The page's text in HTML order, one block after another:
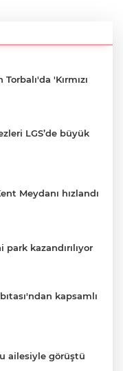
'Kırmızı
LGS’de büyük
Meydanı hızlandı
park kazandırılıyor
kapsamlı
ailesiyle görüştü